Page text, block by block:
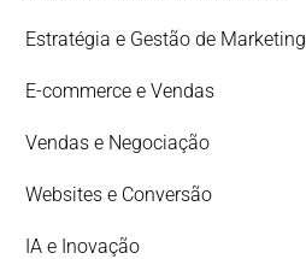
Estratégia e Gestão de Marketing
E-commerce e Vendas
Vendas e Negociação
Websites e Conversão
IA e Inovação